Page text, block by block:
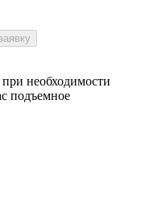
необходимости
подъемное